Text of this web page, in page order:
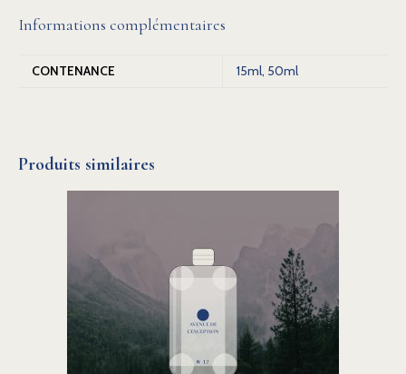
Informations complémentaires
CONTENANCE 15ml, 50ml
Produits similaires